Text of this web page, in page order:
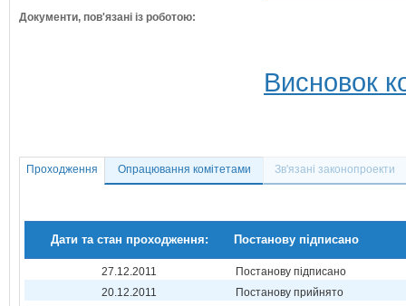
Документи, пов'язані із роботою:
Висновок
Проходження Опрацювання комітетами Зв'язані законопроекти
Дати та стан проходження: Постанову підписано
27.12.2011
Постанову підписано
20.12.2011
Постанову прийнято